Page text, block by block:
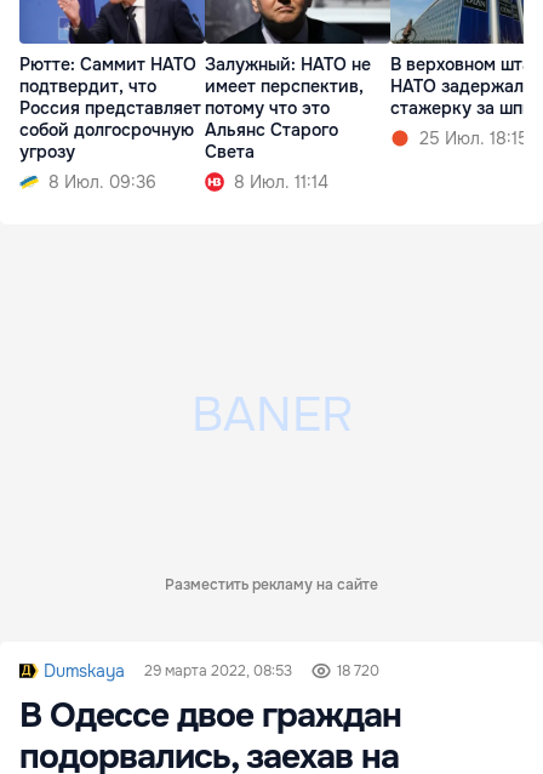
Рютте: Саммит НАТО
подтвердит, что
Россия представляет
собой долгосрочную
угрозу
8 Июл. 09:36
Залужный: НАТО не
имеет перспектив,
потому что это
Альянс Старого
Света
8 Июл. 11:14
В верховном
НАТО задержали
стажерку за
25 Июл. 18:15
Разместить рекламу на сайте
Dumskaya 29 марта 2022, 08:53 18 720
В Одессе двое граждан
подорвались, заехав на